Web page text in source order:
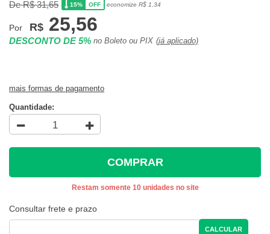
De R$ 31,65 15% OFF economize R$ 1,34
Por R$ 25,56
DESCONTO DE 5% no Boleto ou PIX (já aplicado)
mais formas de pagamento
Quantidade:
COMPRAR
Restam somente 10 unidades no site
Consultar frete e prazo
CALCULAR